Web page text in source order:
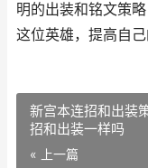
明的出装和铭文策
这位英雄，提高自
新宫本连招和出装
招和出装一样吗
« 上一篇